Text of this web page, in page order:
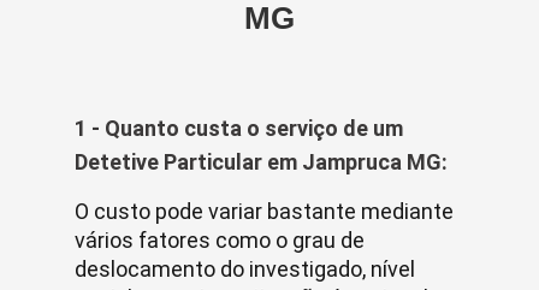
MG
1 - Quanto custa o serviço de um
Detetive Particular em Jampruca MG:
O custo pode variar bastante mediante
vários fatores como o grau de
deslocamento do investigado, nível